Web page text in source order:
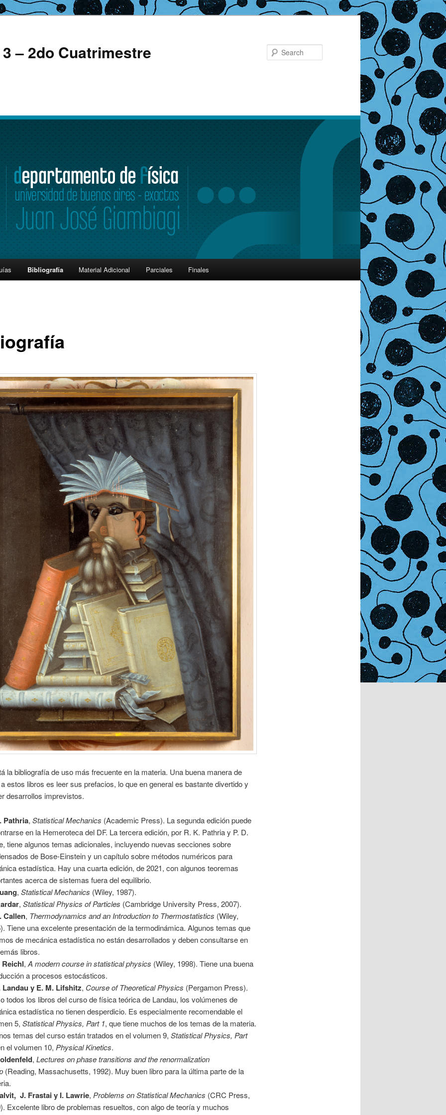
– 2do Cuatrimestre
Bibliografía Material Adicional Parciales Finales
la bibliografía de uso más frecuente en la materia. Una buena manera de
estos libros es leer sus prefacios, lo que en general es bastante divertido y
desarrollos imprevistos.
Pathria,Statistical Mechanics (Academic Press). La segunda edición puede
en la Hemeroteca del DF. La tercera edición, por R. K. Pathria y P. D.
tiene algunos temas adicionales, incluyendo nuevas secciones sobre
de Bose-Einstein y un capítulo sobre métodos numéricos para
estadística. Hay una cuarta edición, de 2021, con algunos teoremas
acerca de sistemas fuera del equilibrio.
,Statistical Mechanics (Wiley, 1987).
,Statistical Physics of Particles (Cambridge University Press, 2007).
Callen, Thermodynamics and an Introduction to Thermostatistics (Wiley,
Tiene una excelente presentación de la termodinámica. Algunos temas que
de mecánica estadística no están desarrollados y deben consultarse en
libros.
Reichl,A modern course in statistical physics (Wiley, 1998). Tiene una buena
a procesos estocásticos.
Landau y E. M. Lifshitz, Course of Theoretical Physics (Pergamon Press).
todos los libros del curso de física teórica de Landau, los volúmenes de
estadística no tienen desperdicio. Es especialmente recomendable el
5,Statistical Physics, Part 1, que tiene muchos de los temas de la materia.
temas del curso están tratados en el volumen 9,Statistical Physics, Part
el volumen 10, Physical Kinetics.
,Lectures on phase transitions and the renormalization
(Reading, Massachusetts, 1992). Muy buen libro para la última parte de la
J. Frastai y I. Lawrie, Problems on Statistical Mechanics (CRC Press,
Excelente libro de problemas resueltos, con algo de teoría y muchos